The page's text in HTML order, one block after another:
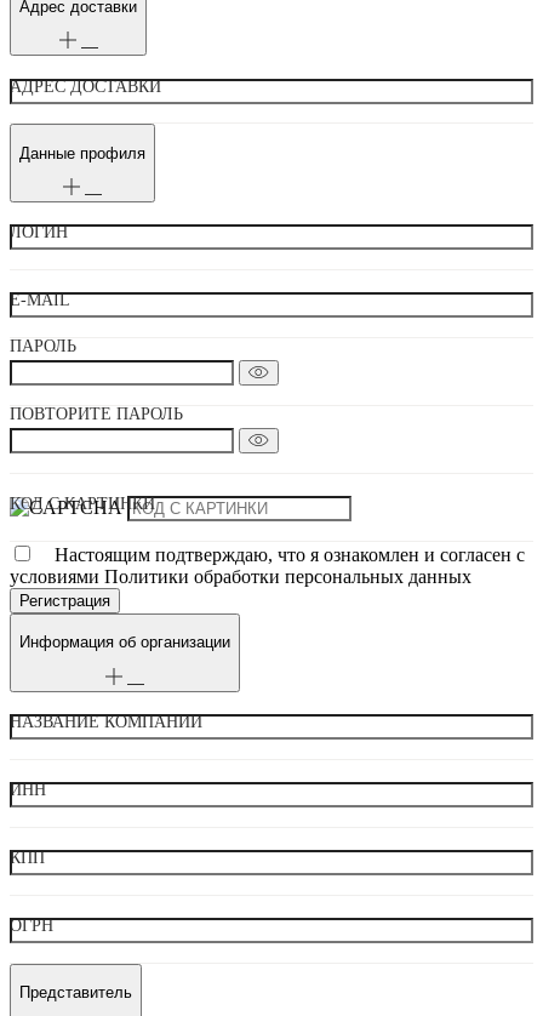
Адрес доставки
АДРЕС ДОСТАВКИ
Данные профиля
ЛОГИН
E-MAIL
ПАРОЛЬ
ПОВТОРИТЕ ПАРОЛЬ
КОД С КАРТИНКИ
Настоящим подтверждаю, что я ознакомлен и согласен с
условиями Политики обработки персональных данных
Информация об организации
НАЗВАНИЕ КОМПАНИИ
ИНН
КПП
ОГРН
Представитель